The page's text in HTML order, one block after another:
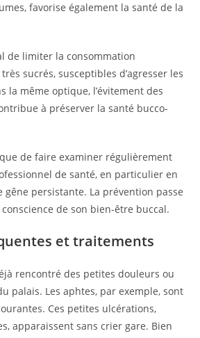
favorise également la santé de la
de limiter la consommation
sucrés, susceptibles d’agresser les
la même optique, l’évitement des
à préserver la santé bucco-
de faire examiner régulièrement
de santé, en particulier en
gêne persistante. La prévention passe
de son bien-être buccal.
et traitements
rencontré des petites douleurs ou
palais. Les aphtes, par exemple, sont
Ces petites ulcérations,
apparaissent sans crier gare. Bien